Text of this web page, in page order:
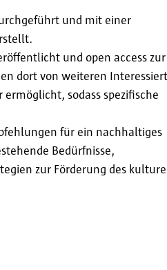
und mit einer
und open access zur
dort von weiteren
sodass spezifische
für ein nachhaltiges
Bedürfnisse,
zur Förderung des